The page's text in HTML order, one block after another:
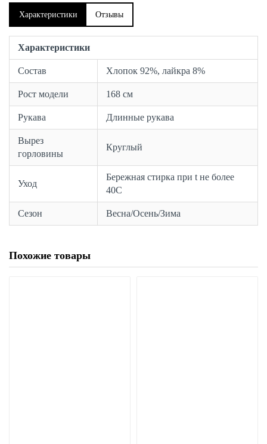
Характеристики Отзывы
Характеристики
Состав Хлопок 92%, лайкра 8%
Рост модели 168 см
Рукава Длинные рукава
Вырез
горловины
Круглый
Уход
Бережная стирка при t не более
40С
Сезон Весна/Осень/Зима
Похожие товары